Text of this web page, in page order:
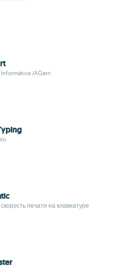
JAGarri
печати на клавиатуре